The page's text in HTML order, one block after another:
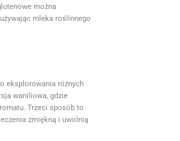
można
mleka roślinnego
eksplorowania różnych
waniliowa, gdzie
Trzeci sposób to
zmiękną i uwolnią